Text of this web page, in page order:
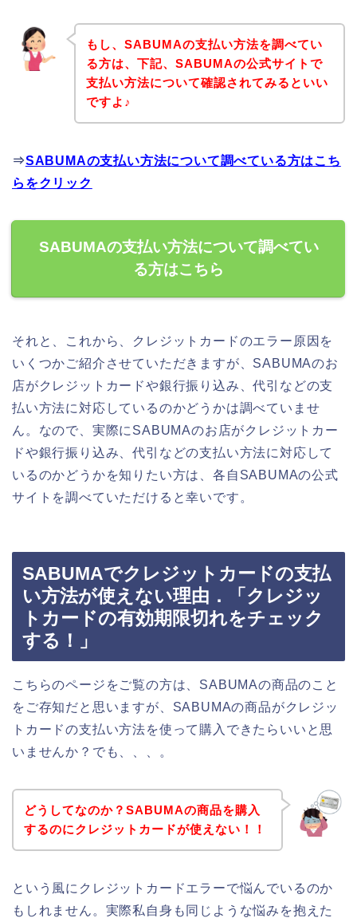
もし、SABUMAの支払い方法を調べてい
る方は、下記、SABUMAの公式サイトで
支払い方法について確認されてみるといい
ですよ♪
⇒SABUMAの支払い方法について調べている方はこち
らをクリック
SABUMAの支払い方法について調べてい
る方はこちら
それと、これから、クレジットカードのエラー原因を
いくつかご紹介させていただきますが、SABUMAのお
店がクレジットカードや銀行振り込み、代引などの支
払い方法に対応しているのかどうかは調べていませ
ん。なので、実際にSABUMAのお店がクレジットカー
ドや銀行振り込み、代引などの支払い方法に対応して
いるのかどうかを知りたい方は、各自SABUMAの公式
サイトを調べていただけると幸いです。
SABUMAでクレジットカードの支払
い方法が使えない理由．「クレジッ
トカードの有効期限切れをチェック
する！」
こちらのページをご覧の方は、SABUMAの商品のこと
をご存知だと思いますが、SABUMAの商品がクレジッ
トカードの支払い方法を使って購入できたらいいと思
いませんか？でも、、、。
どうしてなのか？SABUMAの商品を購入
するのにクレジットカードが使えない！！
という風にクレジットカードエラーで悩んでいるのか
もしれません。実際私自身も同じような悩みを抱えた